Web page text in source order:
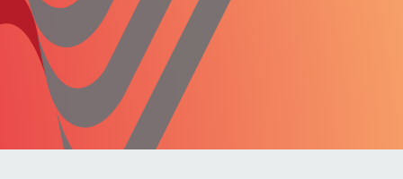
Familie
Freizeit
Gesundheit
Internet
Forschung
Migration
Polizei